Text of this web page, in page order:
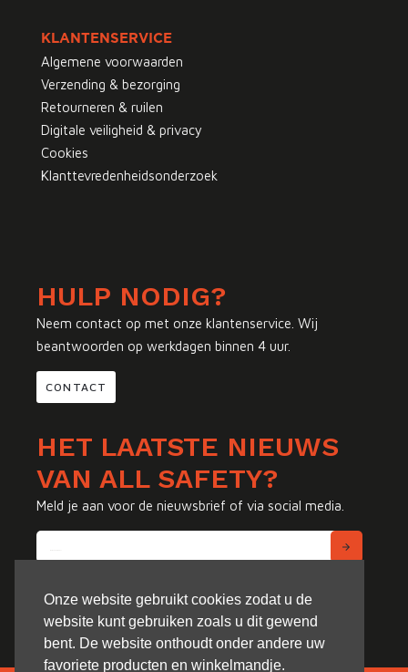
Onze website gebruikt cookies zodat u de
website kunt gebruiken zoals u dit gewend
bent. De website onthoudt onder andere uw
favoriete producten en winkelmandje.
KLANTENSERVICE
Algemene voorwaarden
Verzending & bezorging
Retourneren & ruilen
Digitale veiligheid & privacy
Cookies
Klanttevredenheidsonderzoek
HULP NODIG?
Neem contact op met onze klantenservice. Wij
beantwoorden op werkdagen binnen 4 uur.
CONTACT
HET LAATSTE NIEUWS
VAN ALL SAFETY?
Meld je aan voor de nieuwsbrief of via social media.